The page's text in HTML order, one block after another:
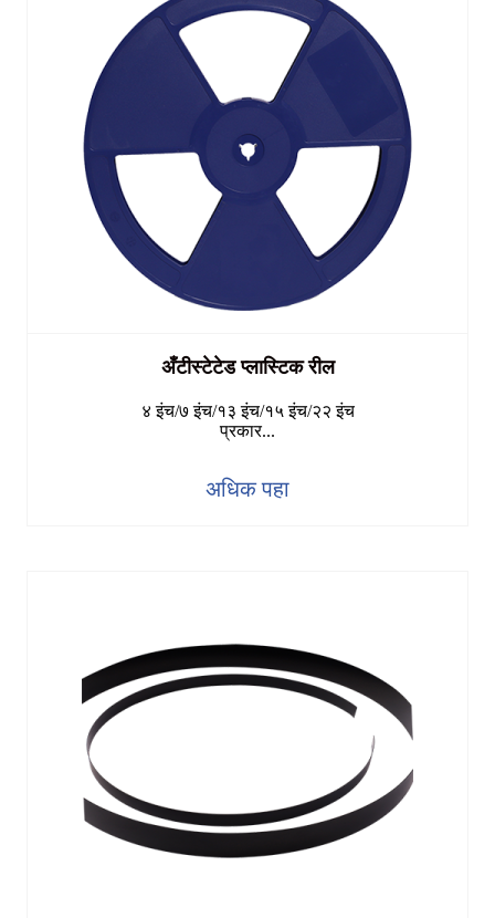
अँटीस्टेटेड प्लास्टिक रील
४ इंच/७ इंच/१३ इंच/१५ इंच/२२ इंच
प्रकार...
अधिक पहा